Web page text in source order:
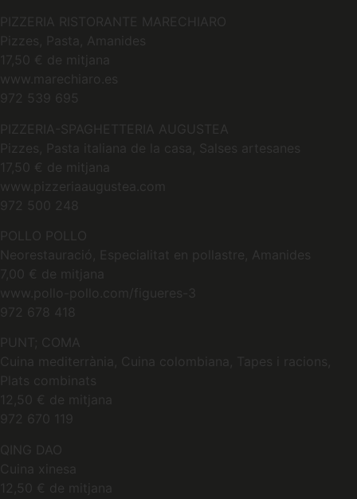
PIZZERIA RISTORANTE MARECHIARO
Pizzes, Pasta, Amanides
17,50 € de mitjana
www.marechiaro.es
972 539 695
PIZZERIA-SPAGHETTERIA AUGUSTEA
Pizzes, Pasta italiana de la casa, Salses artesanes
17,50 € de mitjana
www.pizzeriaaugustea.com
972 500 248
POLLO POLLO
Neorestauració, Especialitat en pollastre, Amanides
7,00 € de mitjana
www.pollo-pollo.com/figueres-3
972 678 418
PUNT; COMA
Cuina mediterrània, Cuina colombiana, Tapes i racions,
Plats combinats
12,50 € de mitjana
972 670 119
QING DAO
Cuina xinesa
12,50 € de mitjana